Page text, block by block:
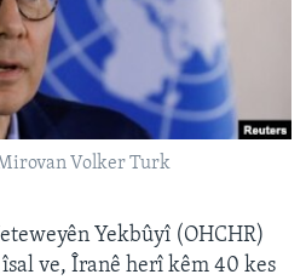
Volker Turk
Yekbûyî (OHCHR)
ve, Îranê herî kêm 40 kes